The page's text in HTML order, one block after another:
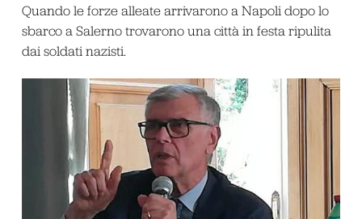
Quando le forze alleate arrivarono a Napoli dopo lo
sbarco a Salerno trovarono una città in festa ripulita
dai soldati nazisti.